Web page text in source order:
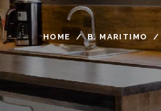
HOME /B. MARITIMO /